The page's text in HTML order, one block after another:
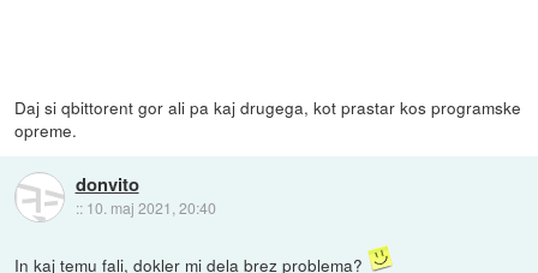
Daj si qbittorent gor ali pa kaj drugega, kot prastar kos programske
opreme.
donvito
:: 10. maj 2021, 20:40
In kaj temu fali, dokler mi dela brez problema?